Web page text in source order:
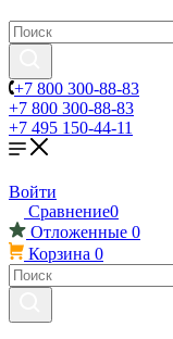
+7 800 300-88-83
+7 800 300-88-83
+7 495 150-44-11
Войти
Сравнение0
Отложенные 0
Корзина 0